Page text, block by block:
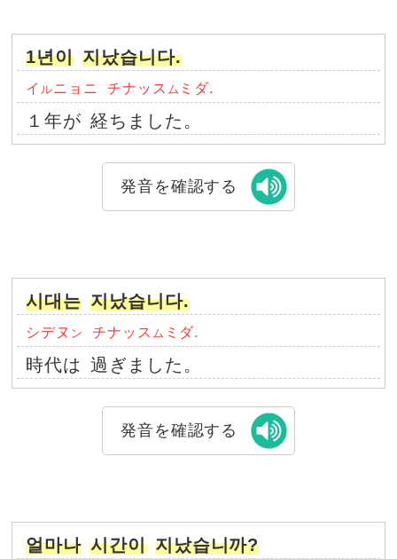
1년이 지났습니다.
イ ルニョニ チナッス ム ミダ.
１年が 経ちました。
発音を確認する
시대는 지났습니다.
シデヌ ン チナッス ム ミダ.
時代は 過ぎました。
発音を確認する
얼마나 시간이 지났습니까?